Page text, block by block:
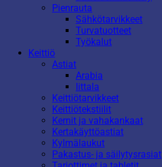
Pienrauta
Sähkötarvikkeet
Turvatuotteet
Työkalut
Keittiö
Astiat
Arabia
Iittala
Keittiötarvikkeet
Keittiötekstiilit
Kernit ja vahakankaat
Kertakäyttöastiat
Kylmälaukut
Pakastus- ja säilytysrasiat